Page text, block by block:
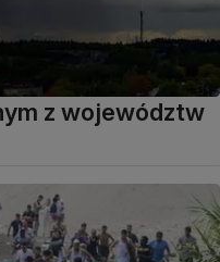
z województw